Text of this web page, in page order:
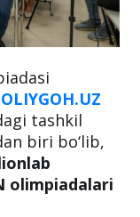
OLIYGOH.UZ
tashkil
biri bo‘lib,
olimpiadalari